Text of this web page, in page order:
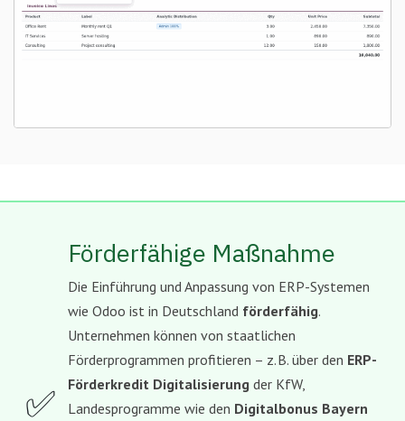
✅
Förderfähige Maßnahme
Die Einführung und Anpassung von ERP-Systemen
wie Odoo ist in Deutschland förderfähig.
Unternehmen können von staatlichen
Förderprogrammen profitieren – z. B. über den ERP-
Förderkredit Digitalisierung der KfW,
Landesprogramme wie den Digitalbonus Bayern